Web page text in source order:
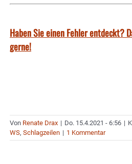
Haben Sie einen Fehler entdeckt?
gerne!
Von Renate Drax | Do. 15.4.2021 - 6:56 |
WS, Schlagzeilen | 1 Kommentar